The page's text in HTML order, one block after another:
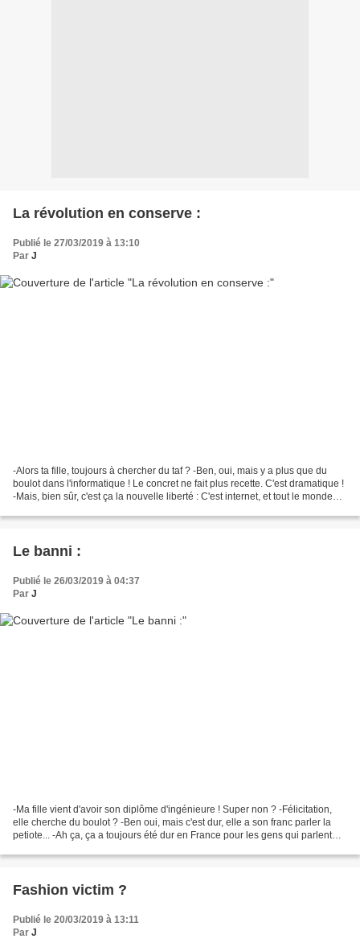
La révolution en conserve :
Publié le 27/03/2019 à 13:10
Par J
-Alors ta fille, toujours à chercher du taf ? -Ben, oui, mais y a plus que du
boulot dans l'informatique ! Le concret ne fait plus recette. C'est dramatique !
-Mais, bien sûr, c'est ça la nouvelle liberté : C'est internet, et tout le monde
Le banni :
Publié le 26/03/2019 à 04:37
Par J
-Ma fille vient d'avoir son diplôme d'ingénieure ! Super non ? -Félicitation,
elle cherche du boulot ? -Ben oui, mais c'est dur, elle a son franc parler la
petiote... -Ah ça, ça a toujours été dur en France pour les gens qui parlent
Fashion victim ?
Publié le 20/03/2019 à 13:11
Par J